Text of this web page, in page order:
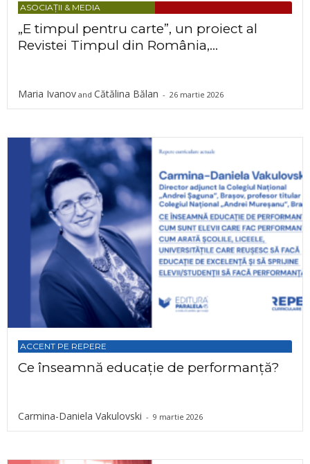
ASOCIAȚII & MEDIA
„E timpul pentru carte”, un proiect al
Revistei Timpul din România,...
Maria Ivanov and Cătălina Bălan - 26 martie 2026
ACCENT PE REPERE
Ce înseamnă educație de performanță?
Carmina-Daniela Vakulovski - 9 martie 2026